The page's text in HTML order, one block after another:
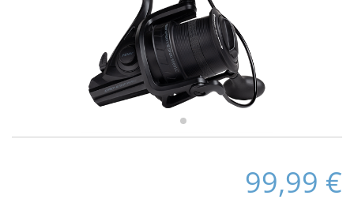
99,99 €